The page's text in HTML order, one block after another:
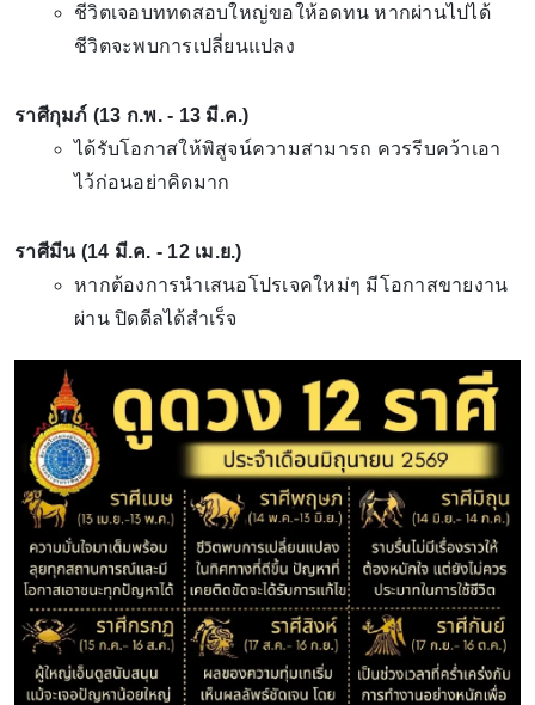
ชีวิตเจอบททดสอบใหญ่ขอให้อดทน หากผ่านไปได้
ชีวิตจะพบการเปลี่ยนแปลง
ราศีกุมภ์ (13 ก.พ. - 13 มี.ค.)
ได้รับโอกาสให้พิสูจน์ความสามารถ ควรรีบคว้าเอา
ไว้ก่อนอย่าคิดมาก
ราศีมีน (14 มี.ค. - 12 เม.ย.)
หากต้องการนำเสนอโปรเจคใหม่ๆ มีโอกาสขายงาน
ผ่าน ปิดดีลได้สำเร็จ